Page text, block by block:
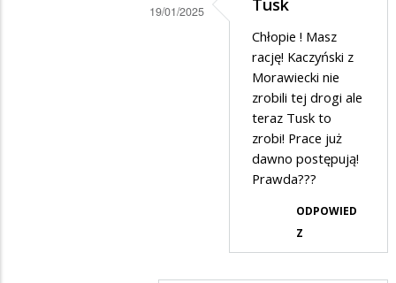
19/01/2025 Tusk
Chłopie ! Masz
rację! Kaczyński z
Morawiecki nie
zrobili tej drogi ale
teraz Tusk to
zrobi! Prace już
dawno postępują!
Prawda???
ODPOWIED
Z